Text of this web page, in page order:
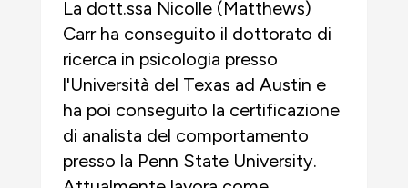
La dott.ssa Nicolle (Matthews)
Carr ha conseguito il dottorato di
ricerca in psicologia presso
l'Università del Texas ad Austin e
ha poi conseguito la certificazione
di analista del comportamento
presso la Penn State University.